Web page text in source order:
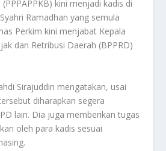
kini menjadi kadis di
Ramadhan yang semula
Perkim kini menjabat Kepala
dan Retribusi Daerah (BPPRD)
Sirajuddin mengatakan, usai
diharapkan segera
lain. Dia juga memberikan tugas
oleh para kadis sesuai